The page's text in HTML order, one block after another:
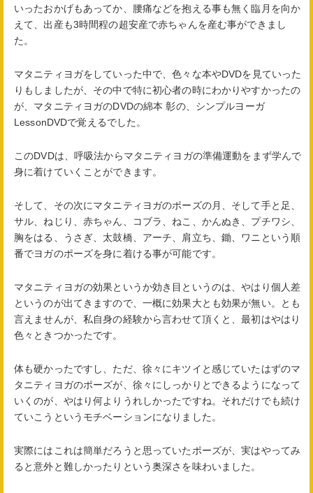
いったおかげもあってか、腰痛などを抱える事も無く臨月を向か
えて、出産も3時間程の超安産で赤ちゃんを産む事ができまし
た。
マタニティヨガをしていった中で、色々な本やDVDを見ていった
りもしましたが、その中で特に初心者の時にわかりやすかったの
が、マタニティヨガのDVDの綿本 彰の、シンプルヨーガ
LessonDVDで覚えるでした。
このDVDは、呼吸法からマタニティヨガの準備運動をまず学んで
身に着けていくことができます。
そして、その次にマタニティヨガのポーズの月、そして手と足、
サル、ねじり、赤ちゃん、コブラ、ねこ、かんぬき、プチワシ、
胸をはる、うさぎ、太鼓橋、アーチ、肩立ち、鋤、ワニという順
番でヨガのポーズを身に着ける事が可能です。
マタニティヨガの効果というか効き目というのは、やはり個人差
というのが出てきますので、一概に効果大とも効果が無い。とも
言えませんが、私自身の経験から言わせて頂くと、最初はやはり
色々ときつかったです。
体も硬かったですし、ただ、徐々にキツイと感じていたはずのマ
タニティヨガのポーズが、徐々にしっかりとできるようになって
いくのが、やはり何よりうれしかったですね。それだけでも続け
ていこうというモチベーションになりました。
実際にはこれは簡単だろうと思っていたポーズが、実はやってみ
ると意外と難しかったりという奥深さを味わいました。